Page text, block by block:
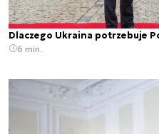
Dlaczego Ukraina potrzebuje
6 min.